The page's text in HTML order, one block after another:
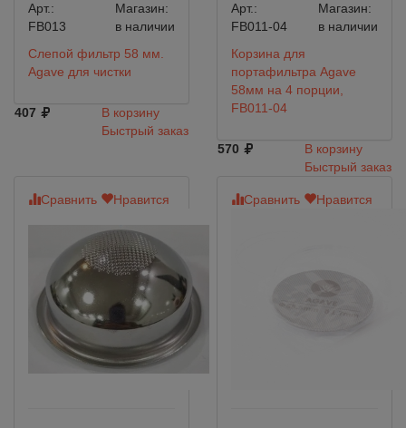
Арт.:
FB013
Магазин:
в наличии
Слепой фильтр 58 мм.
Agave для чистки
407
В корзину
Быстрый заказ
Арт.:
FB011-04
Магазин:
в наличии
Корзина для
портафильтра Agave
58мм на 4 порции,
FB011-04
570
В корзину
Быстрый заказ
Сравнить Нравится Сравнить Нравится